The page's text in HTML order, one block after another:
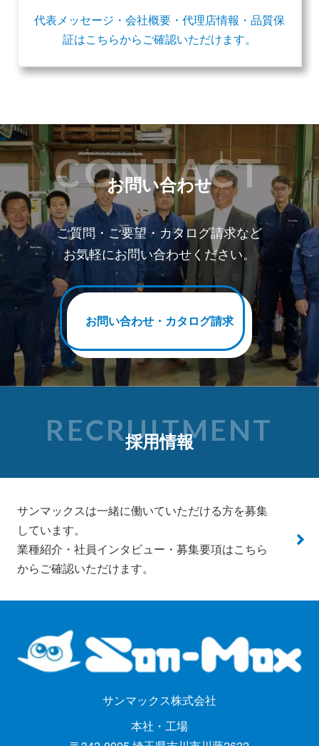
代表メッセージ・会社概要・代理店情報・品質保
証はこちらからご確認いただけます。
お問い合わせ
CONTACT
ご質問・ご要望・カタログ請求など
お気軽にお問い合わせください。
お問い合わせ・カタログ請求
採用情報
RECRUITMENT
サンマックスは一緒に働いていただける方を募集
しています。
業種紹介・社員インタビュー・募集要項はこちら
からご確認いただけます。
サンマックス株式会社
本社・工場